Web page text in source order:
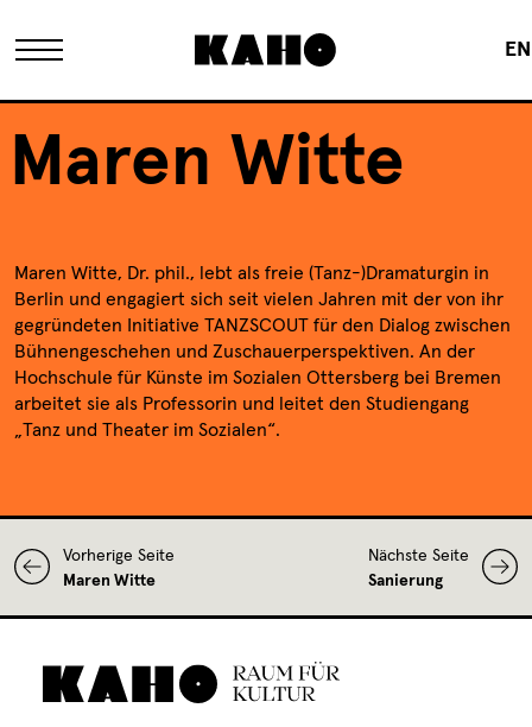
EN
Das KAHO
Eigentümer
Sanierung
Archiv
Kontakt
Presse
Maren Witte
Maren Witte, Dr. phil., lebt als freie (Tanz-)Dramaturgin in
Berlin und engagiert sich seit vielen Jahren mit der von ihr
gegründeten Initiative TANZSCOUT für den Dialog zwischen
Bühnengeschehen und Zuschauerperspektiven. An der
Hochschule für Künste im Sozialen Ottersberg bei Bremen
arbeitet sie als Professorin und leitet den Studiengang
„Tanz und Theater im Sozialen“.
Vorherige Seite
Maren Witte
Nächste Seite
Sanierung